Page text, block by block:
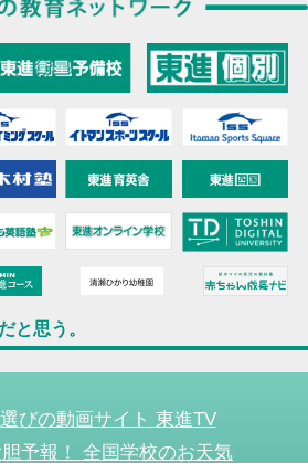
と思う。
びの動画サイト 東進TV
予報！ 全国学校のお天気